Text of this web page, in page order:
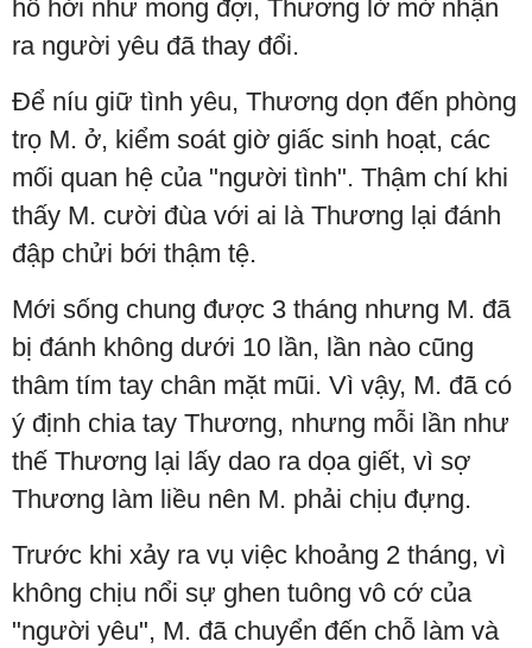
hồ hởi như mong đợi, Thương lờ mờ nhận
ra người yêu đã thay đổi.
Để níu giữ tình yêu, Thương dọn đến phòng
trọ M. ở, kiểm soát giờ giấc sinh hoạt, các
mối quan hệ của "người tình". Thậm chí khi
thấy M. cười đùa với ai là Thương lại đánh
đập chửi bới thậm tệ.
Mới sống chung được 3 tháng nhưng M. đã
bị đánh không dưới 10 lần, lần nào cũng
thâm tím tay chân mặt mũi. Vì vậy, M. đã có
ý định chia tay Thương, nhưng mỗi lần như
thế Thương lại lấy dao ra dọa giết, vì sợ
Thương làm liều nên M. phải chịu đựng.
Trước khi xảy ra vụ việc khoảng 2 tháng, vì
không chịu nổi sự ghen tuông vô cớ của
"người yêu", M. đã chuyển đến chỗ làm và